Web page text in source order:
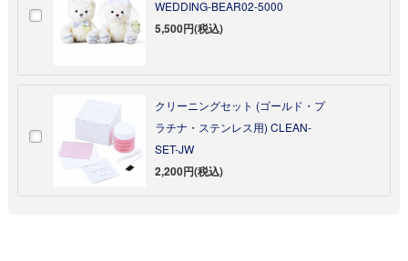
WEDDING-BEAR02-5000
5,500円(税込)
クリーニングセット (ゴールド・プ
ラチナ・ステンレス用) CLEAN-
SET-JW
2,200円(税込)